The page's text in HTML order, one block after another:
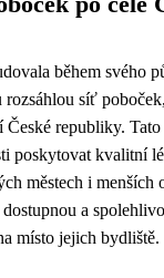
během svého
rozsáhlou síť
republiky. Tato
poskytovat kvalitní
městech i menších
a
místo jejich bydliště.